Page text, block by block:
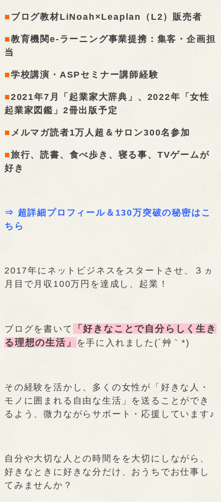
■ ブログ教材LiNoah×Leaplan（L2）販売者
■教育機関e-ラーニング事業提携：集客・企画担
当
■学校講演・ASPセミナー講師経験
■2021年7月「起業家大辞典」、2022年「女性
起業家図鑑」2冊出版予定
■ メルマガ読者1万人超＆サロン300名参加
■旅行、読書、食べ歩き、寝る事、TVゲームが
好き
⇒ 超詳細プロフィール＆130万突破の秘密はこ
ちら
2017年にネットビジネスをスタートさせ、３ヵ
月目で月収100万円を達成し、起業！
ブログを書いて
「好きなことで自分らしく生き
る理想の生活」
を手に入れました(´艸｀*)
その経験を活かし、多くの女性が「好きな人・
モノに囲まれる自由な生活」を送ることができ
るよう、微力ながらサポート・応援しています♪
自分や大切な人との時間をを大切にしながら、
好きなときに好きな分だけ、おうちでお仕事し
てみませんか？